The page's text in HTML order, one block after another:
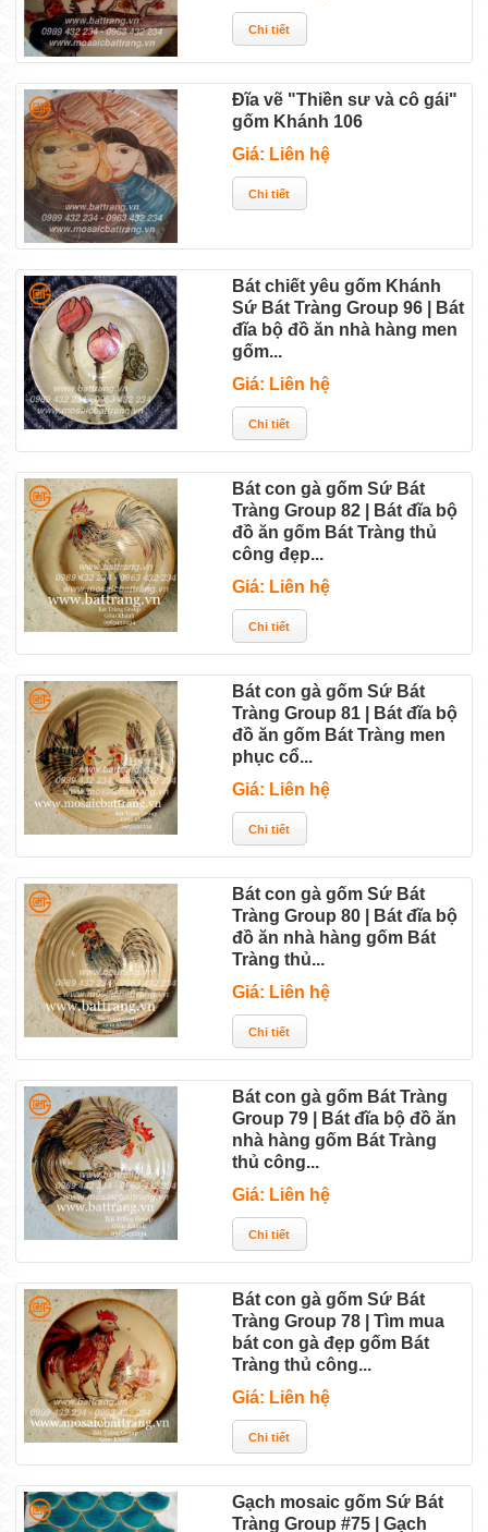
Đĩa vẽ "Thiền sư và cô gái"
gốm Khánh 106
Giá: Liên hệ
Bát chiết yêu gốm Khánh
Sứ Bát Tràng Group 96 | Bát
đĩa bộ đồ ăn nhà hàng men
gốm...
Giá: Liên hệ
Bát con gà gốm Sứ Bát
Tràng Group 82 | Bát đĩa bộ
đồ ăn gốm Bát Tràng thủ
công đẹp...
Giá: Liên hệ
Bát con gà gốm Sứ Bát
Tràng Group 81 | Bát đĩa bộ
đồ ăn gốm Bát Tràng men
phục cổ...
Giá: Liên hệ
Bát con gà gốm Sứ Bát
Tràng Group 80 | Bát đĩa bộ
đồ ăn nhà hàng gốm Bát
Tràng thủ...
Giá: Liên hệ
Bát con gà gốm Bát Tràng
Group 79 | Bát đĩa bộ đồ ăn
nhà hàng gốm Bát Tràng
thủ công...
Giá: Liên hệ
Bát con gà gốm Sứ Bát
Tràng Group 78 | Tìm mua
bát con gà đẹp gốm Bát
Tràng thủ công...
Giá: Liên hệ
Gạch mosaic gốm Sứ Bát
Tràng Group #75 | Gạch